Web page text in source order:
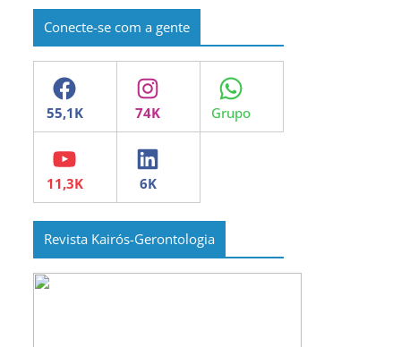
Conecte-se com a gente
Facebook Instagram WhatsApp
YouTube LinkedIn
Revista Kairós-Gerontologia